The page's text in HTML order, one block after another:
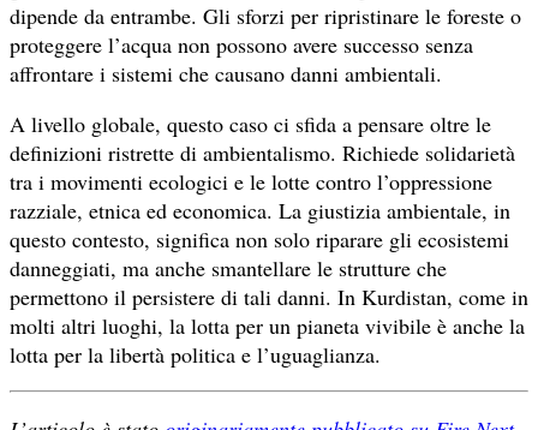
dipende da entrambe. Gli sforzi per ripristinare le foreste o
proteggere l’acqua non possono avere successo senza
affrontare i sistemi che causano danni ambientali.
A livello globale, questo caso ci sfida a pensare oltre le
definizioni ristrette di ambientalismo. Richiede solidarietà
tra i movimenti ecologici e le lotte contro l’oppressione
razziale, etnica ed economica. La giustizia ambientale, in
questo contesto, significa non solo riparare gli ecosistemi
danneggiati, ma anche smantellare le strutture che
permettono il persistere di tali danni. In Kurdistan, come in
molti altri luoghi, la lotta per un pianeta vivibile è anche la
lotta per la libertà politica e l’uguaglianza.